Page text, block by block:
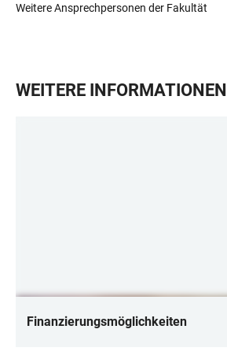
Weitere Ansprechpersonen der Fakultät
WEITERE INFORMATIONEN
Finanzierungsmöglichkeiten